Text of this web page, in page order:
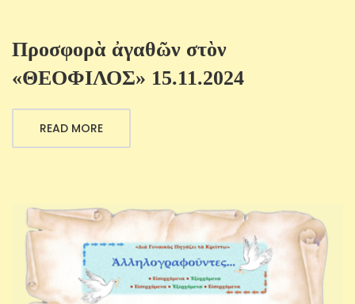
Προσφορὰ ἀγαθῶν στὸν
«ΘΕΟΦΙΛΟΣ» 15.11.2024
READ MORE